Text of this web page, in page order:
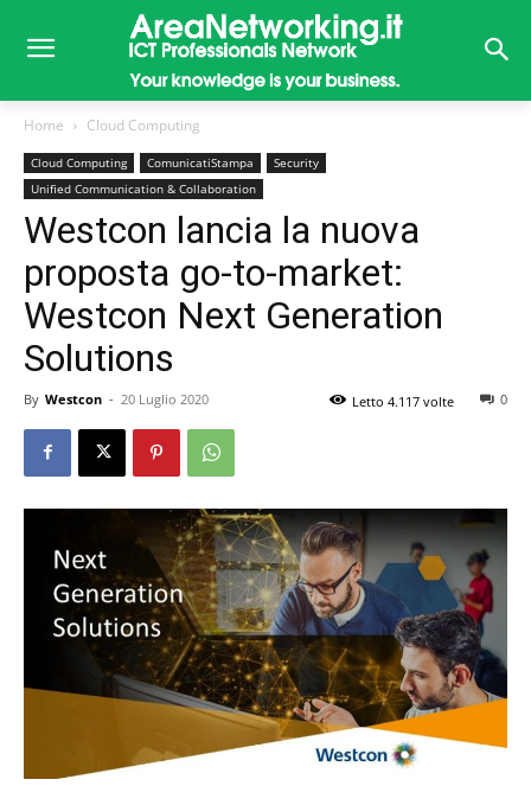
Home Cloud Computing
Cloud Computing ComunicatiStampa
Security
Unified Communication & Collaboration
Westcon lancia la nuova
proposta go-to-market:
Westcon Next Generation
Solutions
By Westcon - 20 Luglio 2020 0
Letto 4.117 volte